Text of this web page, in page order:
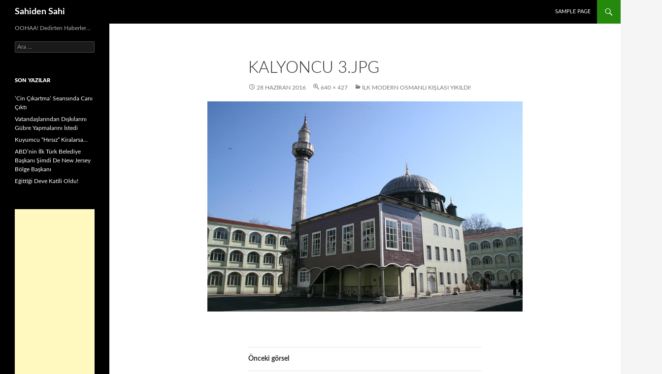
Sahiden Sahi
SAMPLE PAGE
KALYONCU 3.JPG
28 HAZIRAN 2016 640 × 427 İLK MODERN OSMANLI KIŞLASI YIKILDI!
Önceki görsel
OOHAA! Dedirten Haberler…
Arama:
SON YAZILAR
‘Cin Çıkartma’ Seansında Canı
Çıktı
Vatandaşlarından Dışkılarını
Gübre Yapmalarını İstedi
Kuyumcu “Hırsız” Kiralarsa…
ABD’nin İlk Türk Belediye
Başkanı Şimdi De New Jersey
Bölge Başkanı
Eğittiği Deve Katili Oldu!